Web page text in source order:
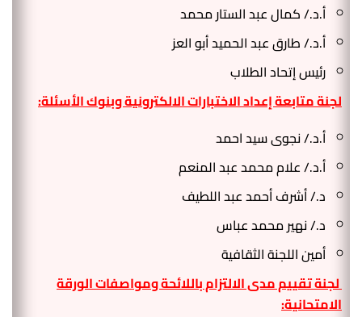
أ.د./ كمال عبد الستار محمد
أ.د./ طارق عبد الحميد أبو العز
رئيس إتحاد الطلاب
لجنة متابعة إعداد الاختبارات الالكترونية وبنوك الأسئلة:
أ.د./ نجوى سيد احمد
أ.د./ علام محمد عبد المنعم
د./ أشرف أحمد عبد اللطيف
د./ نهير محمد عباس
أمين اللجنة الثقافية
لجنة تقييم مدى الالتزام باللائحة ومواصفات الورقة
الامتحانية: